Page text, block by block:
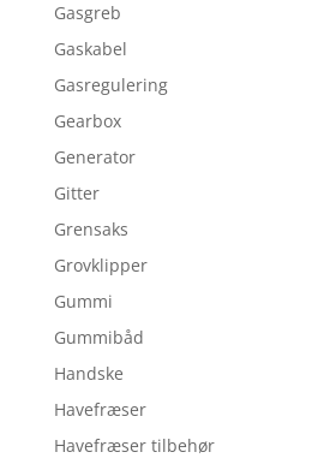
Gasgreb
Gaskabel
Gasregulering
Gearbox
Generator
Gitter
Grensaks
Grovklipper
Gummi
Gummibåd
Handske
Havefræser
Havefræser tilbehør